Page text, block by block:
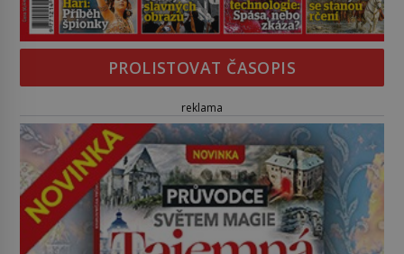
PROLISTOVAT ČASOPIS
reklama